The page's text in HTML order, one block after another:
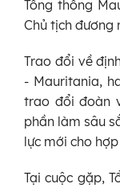
Tổng thống
Chủ tịch đương
Trao đổi về
- Mauritania,
trao đổi đoàn
phần làm sâu
lực mới cho
Tại cuộc gặp,